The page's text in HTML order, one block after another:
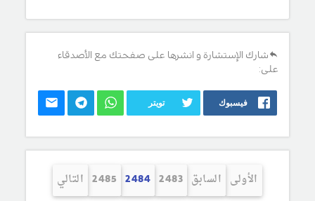
شارك الإستشارة و انشرها على صفحتك مع الأصدقاء
على:
فيسبوك تويتر
الأولى السابق 2483
2484
2485 التالي